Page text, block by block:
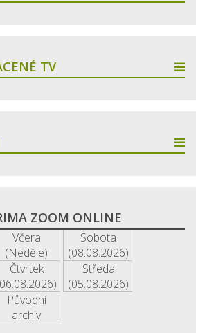
TV
ZOOM ONLINE
Včera
(Neděle)
Sobota
(08.08.2026)
Čtvrtek
Středa
(05.08.2026)
Původní
archiv